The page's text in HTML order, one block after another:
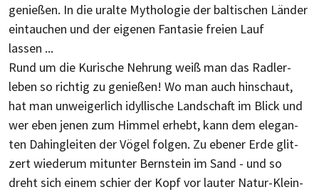
genießen. In die uralte Mythologie der baltischen Länder
ein­tau­chen und der eigenen Fan­tasie freien Lauf
lassen ...
Rund um die Kurische Nehrung weiß man das Radler­
leben so rich­tig zu genießen! Wo man auch hin­schaut,
hat man unwei­ger­lich idyl­lische Land­schaft im Blick und
wer eben jenen zum Him­mel erhebt, kann dem ele­gan­
ten Dahin­glei­ten der Vögel fol­gen. Zu ebener Erde glit­
zert wie­der­um mit­unter Bern­stein im Sand - und so
dreht sich einem schier der Kopf vor lau­ter Natur-Klein­